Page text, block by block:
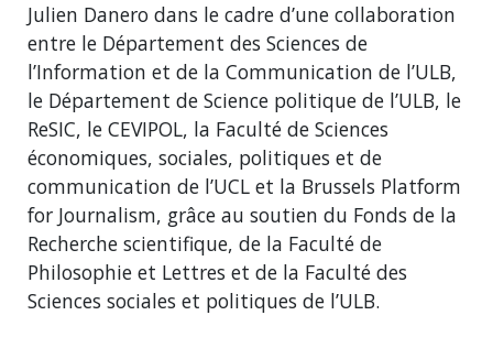
Julien Danero dans le cadre d’une collaboration
entre le Département des Sciences de
l’Information et de la Communication de l’ULB,
le Département de Science politique de l’ULB, le
ReSIC, le CEVIPOL, la Faculté de Sciences
économiques, sociales, politiques et de
communication de l’UCL et la Brussels Platform
for Journalism, grâce au soutien du Fonds de la
Recherche scientifique, de la Faculté de
Philosophie et Lettres et de la Faculté des
Sciences sociales et politiques de l’ULB.